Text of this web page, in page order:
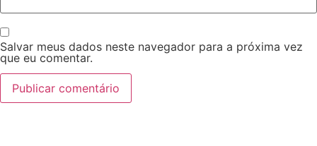
Salvar meus dados neste navegador para a próxima vez
que eu comentar.